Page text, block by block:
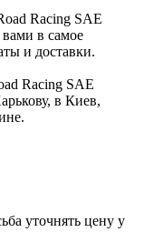
Racing SAE
в самое
и доставки.
Racing SAE
в Киев,
уточнять цену у